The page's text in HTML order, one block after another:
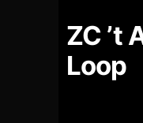
ZC ’t
Loop